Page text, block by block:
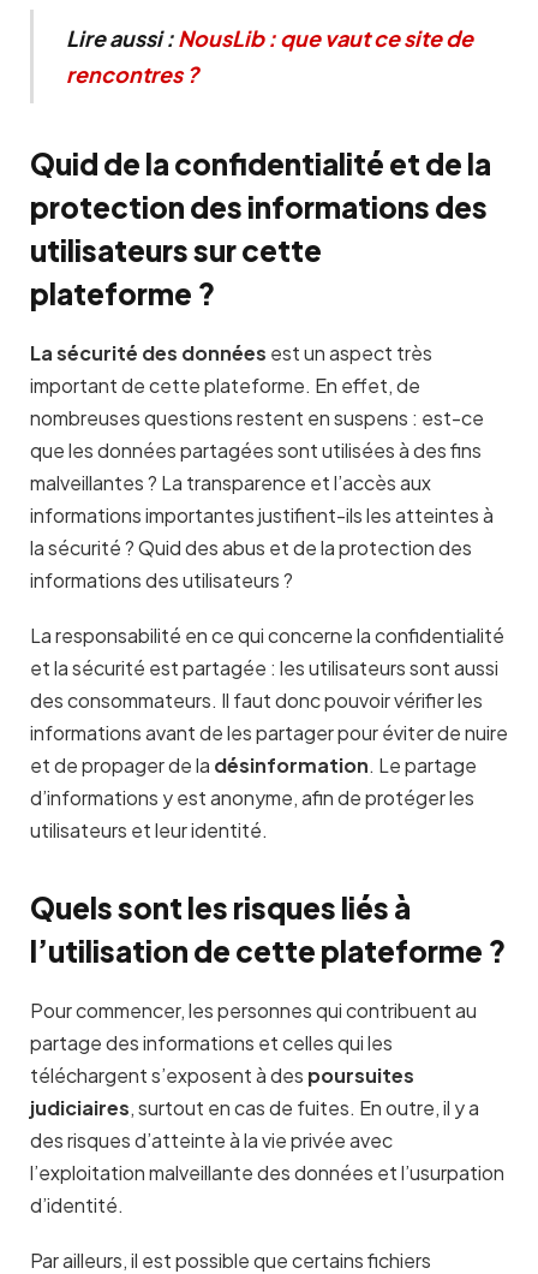
Lire aussi :NousLib : que vaut ce site de
rencontres ?
Quid de la confidentialité et de la
protection des informations des
utilisateurs sur cette
plateforme ?
La sécurité des données est un aspect très
important de cette plateforme. En effet, de
nombreuses questions restent en suspens : est-ce
que les données partagées sont utilisées à des fins
malveillantes ? La transparence et l’accès aux
informations importantes justifient-ils les atteintes à
la sécurité ? Quid des abus et de la protection des
informations des utilisateurs ?
La responsabilité en ce qui concerne la confidentialité
et la sécurité est partagée : les utilisateurs sont aussi
des consommateurs. Il faut donc pouvoir vérifier les
informations avant de les partager pour éviter de nuire
et de propager de la désinformation. Le partage
d’informations y est anonyme, afin de protéger les
utilisateurs et leur identité.
Quels sont les risques liés à
l’utilisation de cette plateforme ?
Pour commencer, les personnes qui contribuent au
partage des informations et celles qui les
téléchargent s’exposent à des poursuites
judiciaires, surtout en cas de fuites. En outre, il y a
des risques d’atteinte à la vie privée avec
l’exploitation malveillante des données et l’usurpation
d’identité.
Par ailleurs, il est possible que certains fichiers